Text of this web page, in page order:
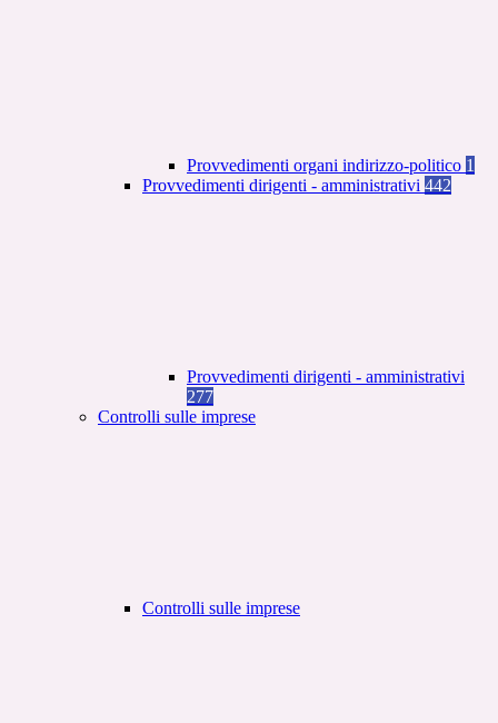
Provvedimenti organi indirizzo-politico 1
Provvedimenti dirigenti - amministrativi 442
Provvedimenti dirigenti - amministrativi
277
Controlli sulle imprese
Controlli sulle imprese